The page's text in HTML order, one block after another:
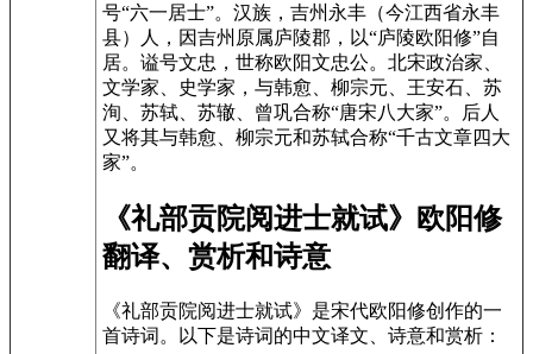
号“六一居士”。汉族，吉州永丰（今江西省永丰
县）人，因吉州原属庐陵郡，以“庐陵欧阳修”自
居。谥号文忠，世称欧阳文忠公。北宋政治家、
文学家、史学家，与韩愈、柳宗元、王安石、苏
洵、苏轼、苏辙、曾巩合称“唐宋八大家”。后人
又将其与韩愈、柳宗元和苏轼合称“千古文章四大
家”。
《礼部贡院阅进士就试》欧阳修
翻译、赏析和诗意
《礼部贡院阅进士就试》是宋代欧阳修创作的一
首诗词。以下是诗词的中文译文、诗意和赏析：